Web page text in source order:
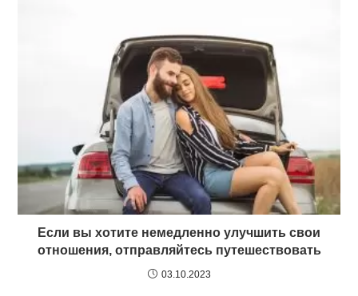
Если вы хотите немедленно улучшить свои
отношения, отправляйтесь путешествовать
03.10.2023